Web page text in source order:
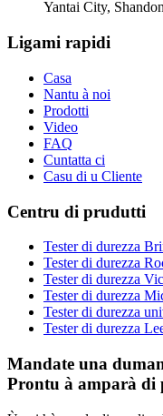
Yantai City,
Ligami rapidi
Casa
Nantu à noi
Prodotti
Video
FAQ
Cuntatta ci
Casu di u Cliente
Centru di prudutti
Tester di durezza
Tester di durezza
Tester di durezza
Tester di durezza
Tester di durezza
Tester di durezza
Mandate una
Prontu à amparà di